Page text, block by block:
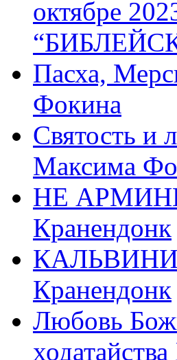
октябре
Пасха,
Фокина
Святость и
Максима
НЕ
Кранендонк
Кранендонк
Любовь